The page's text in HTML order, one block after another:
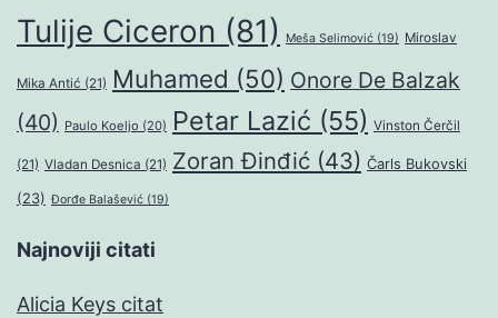
Tulije Ciceron (81) Meša Selimović (19) Miroslav
Mika Antić (21) Muhamed (50) Onore De Balzak
(40) Paulo Koeljo (20) Petar Lazić (55) Vinston Čerčil
(21) Vladan Desnica (21) Zoran Đinđić (43) Čarls Bukovski
(23) Đorđe Balašević (19)
Najnoviji citati
Alicia Keys citat